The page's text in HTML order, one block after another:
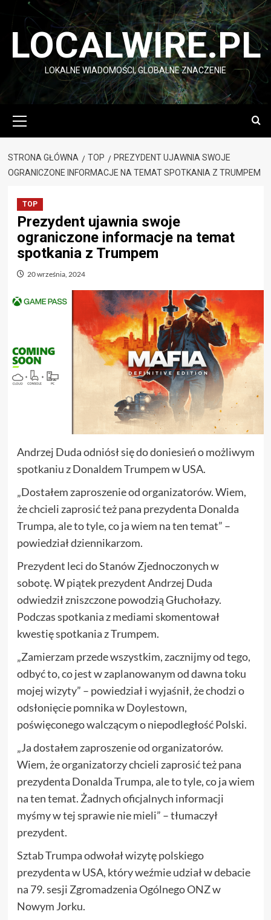
Przejdź
LOCALWIRE.PL
LOKALNE WIADOMOŚCI, GLOBALNE ZNACZENIE
główne
STRONA GŁÓWNA TOP
PREZYDENT UJAWNIA SWOJE
OGRANICZONE INFORMACJE NA TEMAT SPOTKANIA Z TRUMPEM
TOP
Prezydent ujawnia swoje
ograniczone informacje na temat
spotkania z Trumpem
20 września, 2024
Andrzej Duda odniósł się do doniesień o możliwym
spotkaniu z Donaldem Trumpem w USA.
„Dostałem zaproszenie od organizatorów. Wiem,
że chcieli zaprosić też pana prezydenta Donalda
Trumpa, ale to tyle, co ja wiem na ten temat” –
powiedział dziennikarzom.
Prezydent leci do Stanów Zjednoczonych w
sobotę. W piątek prezydent Andrzej Duda
odwiedził zniszczone powodzią Głuchołazy.
Podczas spotkania z mediami skomentował
kwestię spotkania z Trumpem.
„Zamierzam przede wszystkim, zacznijmy od tego,
odbyć to, co jest w zaplanowanym od dawna toku
mojej wizyty” – powiedział i wyjaśnił, że chodzi o
odsłonięcie pomnika w Doylestown,
poświęconego walczącym o niepodległość Polski.
„Ja dostałem zaproszenie od organizatorów.
Wiem, że organizatorzy chcieli zaprosić też pana
prezydenta Donalda Trumpa, ale to tyle, co ja wiem
na ten temat. Żadnych oficjalnych informacji
myśmy w tej sprawie nie mieli” – tłumaczył
prezydent.
Sztab Trumpa odwołał wizytę polskiego
prezydenta w USA, który weźmie udział w debacie
na 79. sesji Zgromadzenia Ogólnego ONZ w
Nowym Jorku.